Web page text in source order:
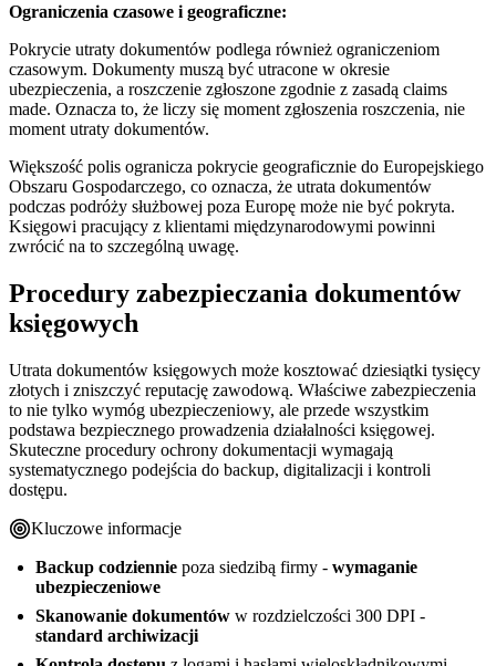
Ograniczenia czasowe i geograficzne:
Pokrycie utraty dokumentów podlega również ograniczeniom
czasowym. Dokumenty muszą być utracone w okresie
ubezpieczenia, a roszczenie zgłoszone zgodnie z zasadą claims
made. Oznacza to, że liczy się moment zgłoszenia roszczenia, nie
moment utraty dokumentów.
Większość polis ogranicza pokrycie geograficznie do Europejskiego
Obszaru Gospodarczego, co oznacza, że utrata dokumentów
podczas podróży służbowej poza Europę może nie być pokryta.
Księgowi pracujący z klientami międzynarodowymi powinni
zwrócić na to szczególną uwagę.
Procedury zabezpieczania dokumentów
księgowych
Utrata dokumentów księgowych może kosztować dziesiątki tysięcy
złotych i zniszczyć reputację zawodową. Właściwe zabezpieczenia
to nie tylko wymóg ubezpieczeniowy, ale przede wszystkim
podstawa bezpiecznego prowadzenia działalności księgowej.
Skuteczne procedury ochrony dokumentacji wymagają
systematycznego podejścia do backup, digitalizacji i kontroli
dostępu.
Kluczowe informacje
Backup codziennie poza siedzibą firmy - wymaganie
ubezpieczeniowe
Skanowanie dokumentów w rozdzielczości 300 DPI -
standard archiwizacji